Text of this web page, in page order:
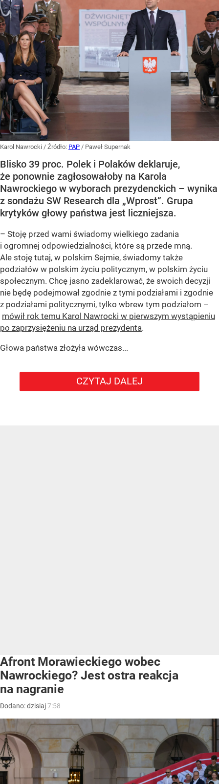
Karol Nawrocki / Źródło: PAP / Paweł Supernak
Blisko 39 proc. Polek i Polaków deklaruje,
że ponownie zagłosowałoby na Karola
Nawrockiego w wyborach prezydenckich – wynika
z sondażu SW Research dla „Wprost”. Grupa
krytyków głowy państwa jest liczniejsza.
– Stoję przed wami świadomy wielkiego zadania
i ogromnej odpowiedzialności, które są przede mną.
Ale stoję tutaj, w polskim Sejmie, świadomy także
podziałów w polskim życiu politycznym, w polskim życiu
społecznym. Chcę jasno zadeklarować, że swoich decyzji
nie będę podejmował zgodnie z tymi podziałami i zgodnie
z podziałami politycznymi, tylko wbrew tym podziałom –
mówił rok temu Karol Nawrocki w pierwszym wystąpieniu
po zaprzysiężeniu na urząd prezydenta.
Głowa państwa złożyła wówczas...
CZYTAJ DALEJ
Afront Morawieckiego wobec
Nawrockiego? Jest ostra reakcja
na nagranie
Dodano:dzisiaj7:58